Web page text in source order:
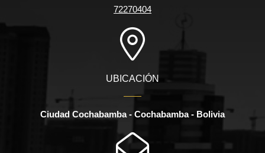
72270404
UBICACIÓN
Ciudad Cochabamba - Cochabamba - Bolivia